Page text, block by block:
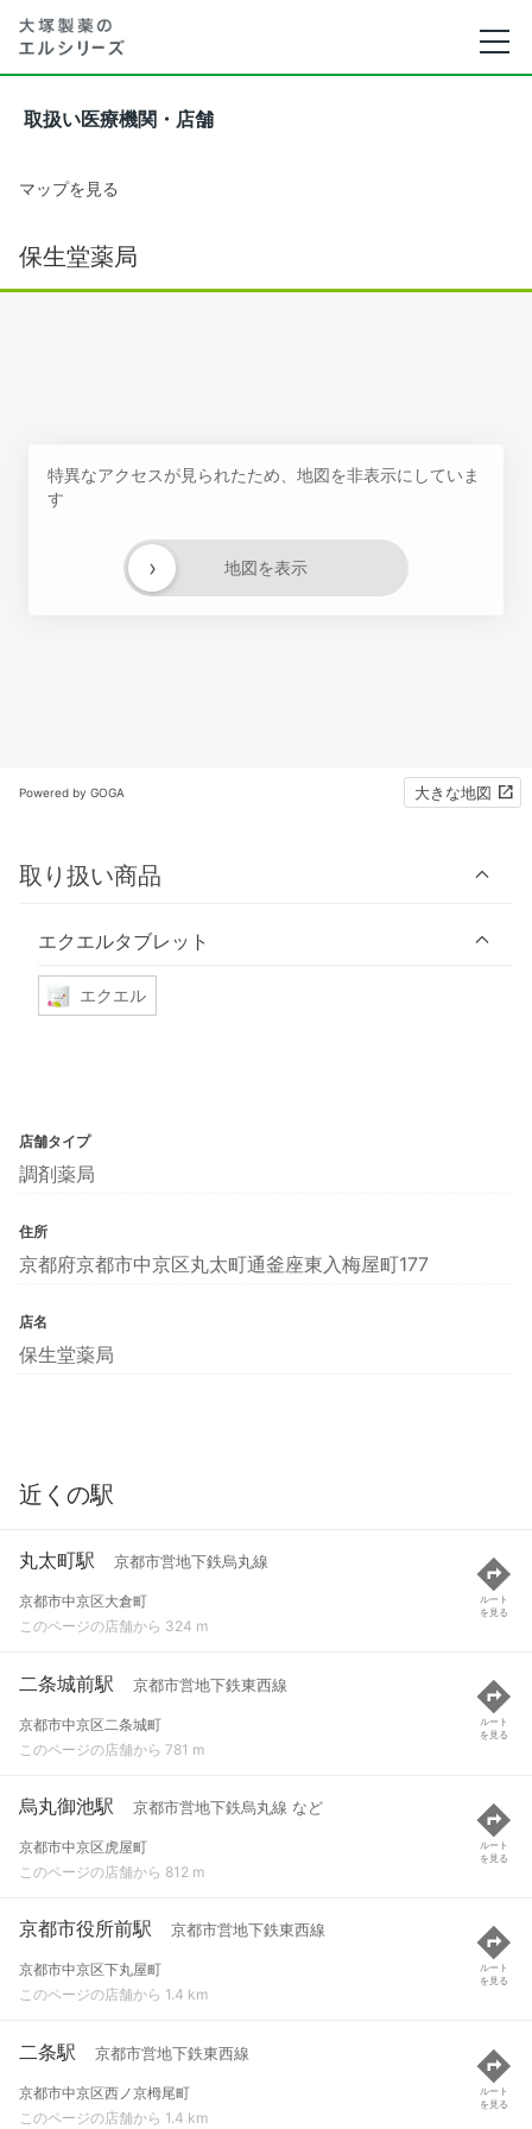
取扱い医療機関・店舗
マップを見る
保生堂薬局
特異なアクセスが見られたため、地図を非表示にしていま
す
地図を表示
›
Powered by GOGA 大きな地図
取り扱い商品
エクエルタブレット
エクエル
店舗タイプ
調剤薬局
住所
京都府京都市中京区丸太町通釜座東入梅屋町177
店名
保生堂薬局
近くの駅
丸太町駅 京都市営地下鉄烏丸線
京都市中京区大倉町
このページの店舗から 324 m
ルート
を見る
二条城前駅 京都市営地下鉄東西線
京都市中京区二条城町
このページの店舗から 781 m
ルート
を見る
烏丸御池駅 京都市営地下鉄烏丸線 など
京都市中京区虎屋町
このページの店舗から 812 m
ルート
を見る
京都市役所前駅 京都市営地下鉄東西線
京都市中京区下丸屋町
このページの店舗から 1.4 km
ルート
を見る
二条駅 京都市営地下鉄東西線
京都市中京区西ノ京栂尾町
このページの店舗から 1.4 km
ルート
を見る